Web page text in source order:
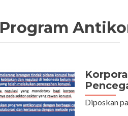
Program
Diposkan